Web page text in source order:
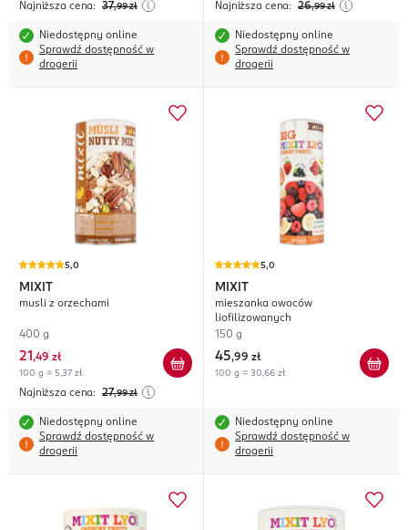
Najniższa cena: 37,99 zł
Niedostępny online
Sprawdź dostępność w
drogerii
Najniższa cena: 26,99 zł
Niedostępny online
Sprawdź dostępność w
drogerii
5,0
MIXIT
musli z orzechami
400 g
21 ,49 zł
100 g = 5,37 zł
Najniższa cena: 27,99 zł
Niedostępny online
Sprawdź dostępność w
drogerii
5,0
MIXIT
mieszanka owoców
liofilizowanych
150 g
45,99 zł
100 g = 30,66 zł
Niedostępny online
Sprawdź dostępność w
drogerii